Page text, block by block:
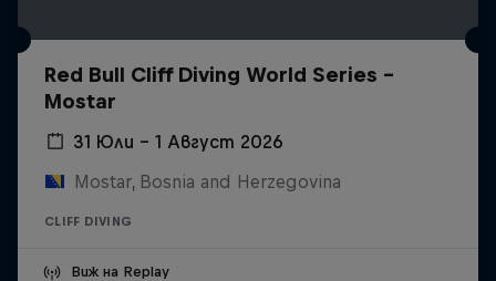
Red Bull Cliff Diving World Series -
Mostar
31 Юли – 1 Август 2026
Mostar, Bosnia and Herzegovina
CLIFF DIVING
Виж на Replay